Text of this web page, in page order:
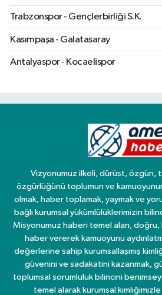
Trabzonspor - Gençlerbirliği S.K.
Kasımpaşa - Galatasaray
Antalyaspor - Kocaelispor
Vizyonumuz ilkeli, dürüst, özgün,
özgürlüğünü toplumun ve
olmak, haber toplamak, yaymak ve
bağlı kurumsal yükümlülüklerimizin
Misyonumuz haberi temel alan, doğru,
haber vererek kamuoyunu
değerlerine sahip kurumsallaşmış
güvenini ve sadakatini kazanmak,
toplumsal sorumluluk bilincini
temel alarak kurumsal